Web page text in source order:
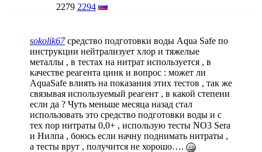
2279 2294
sokolik67 средство подготовки воды Aqua Safe по
инструкции нейтрализует хлор и тяжелые
металлы , в тестах на нитрат используется , в
качестве реагента цинк и вопрос : может ли
AquaSafe влиять на показания этих тестов , так же
связывая используемый реагент , в какой степени
если да ? Чуть меньше месяца назад стал
использовать это средство подготовки воды и с
тех пор нитраты 0,0+ , использую тесты NO3 Sera
и Нилпа , боюсь если начну поднимать нитраты ,
а тесты врут , получится не хорошо….